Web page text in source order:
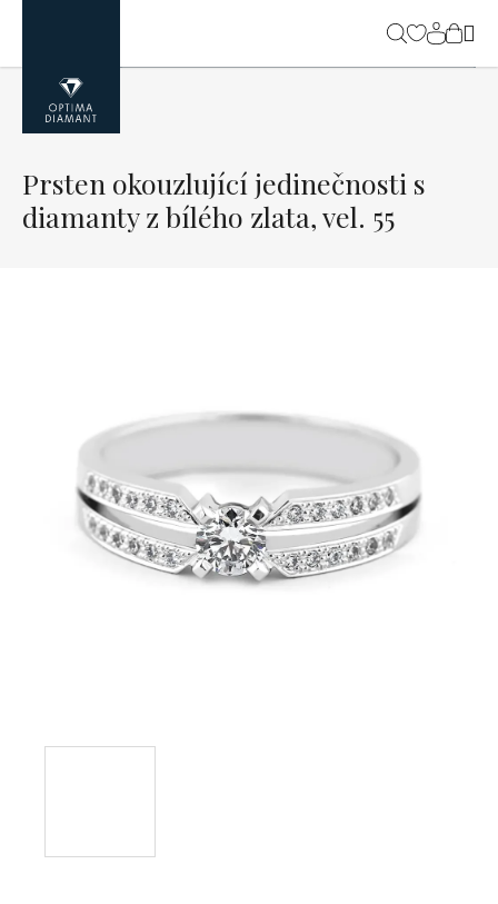
obsah
Prsten okouzlující jedinečnosti s
diamanty z bílého zlata, vel. 55